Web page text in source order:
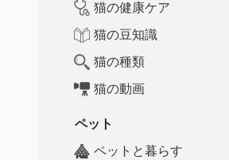
猫の健康ケア
猫の豆知識
猫の種類
猫の動画
ペット
ペットと暮らす